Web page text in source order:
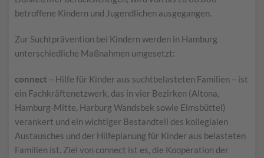
betroffene Kindern und Jugendlichen ausgegangen.
Zur Suchtprävention bei Kindern werden in Hamburg
unterschiedliche Maßnahmen umgesetzt:
connect – Hilfe für Kinder aus suchtbelasteten Familien – ist
ein Fachkräftenetzwerk, das in vier Bezirken (Altona,
Hamburg-Mitte, Harburg Wandsbek sowie Eimsbüttel)
verankert und ein wichtiger Bestandteil des kollegialen
Austausches und der Hilfeplanung für Kinder aus belasteten
Familien ist. Ziel von connect ist es, die Kooperation der